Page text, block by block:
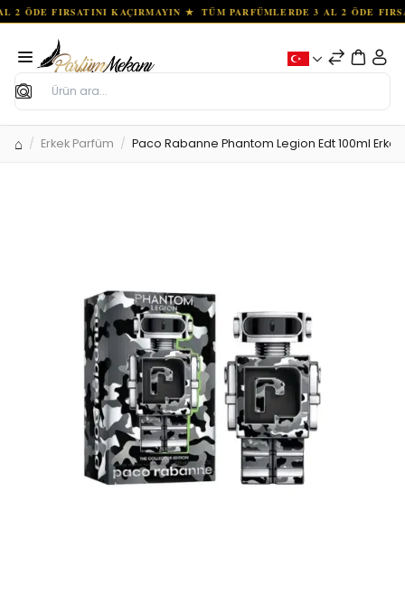
Ara
Erkek Parfüm Paco Rabanne Phantom Legion Edt 100ml